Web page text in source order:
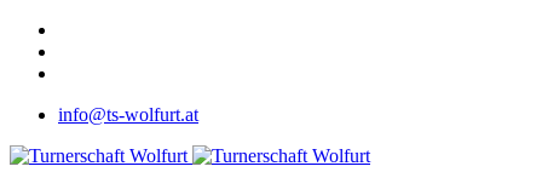
info@ts-wolfurt.at